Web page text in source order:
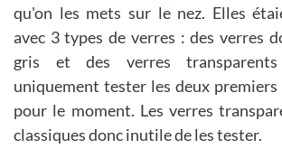
qu'on les mets sur le nez. Elles
avec 3 types de verres : des verres
gris et des verres transparents
uniquement tester les deux premiers
pour le moment. Les verres
classiques donc inutile de les tester.